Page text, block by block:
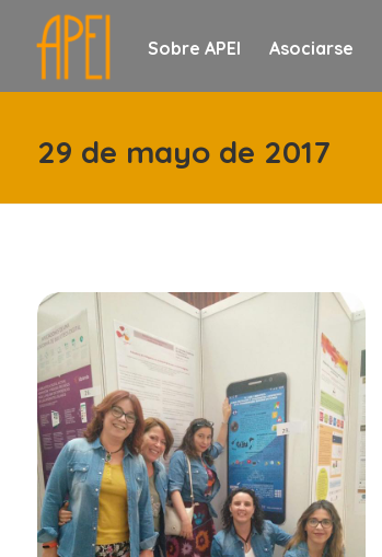
Sobre APEI Asociarse
29 de mayo de 2017